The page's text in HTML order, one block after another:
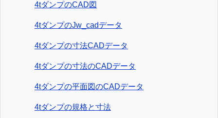
4tダンプのCAD図
4tダンプのJw_cadデータ
4tダンプの寸法CADデータ
4tダンプの寸法のCADデータ
4tダンプの平面図のCADデータ
4tダンプの規格と寸法